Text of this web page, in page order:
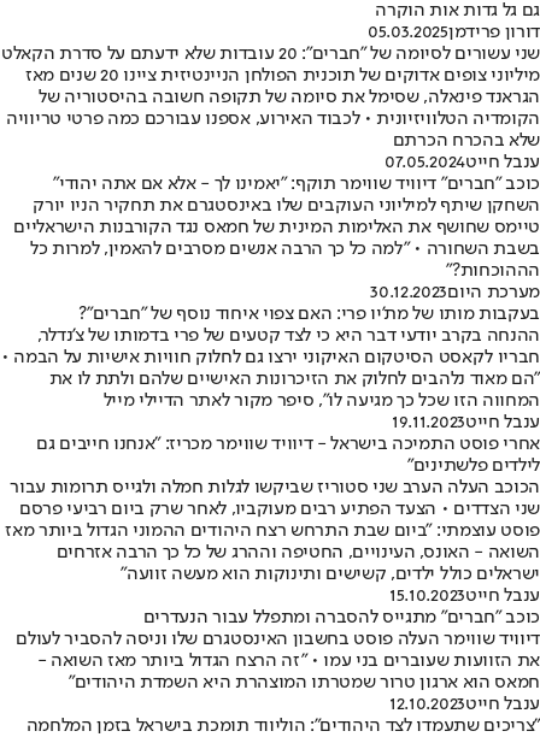
גם גל גדות אות הוקרה
דורון פרידמן05.03.2025
שני עשורים לסיומה של "חברים": 20 עובדות שלא ידעתם על סדרת הקאלט
מיליוני צופים אדוקים של תוכנית הפולחן הניינטיזית ציינו 20 שנים מאז
הגראנד פינאלה, שסימל את סיומה של תקופה חשובה בהיסטוריה של
הקומדיה הטלוויזיונית • לכבוד האירוע, אספנו עבורכם כמה פרטי טריוויה
שלא בהכרח הכרתם
ענבל חייט07.05.2024
כוכב "חברים" דיוויד שווימר תוקף: "יאמינו לך - אלא אם אתה יהודי"
השחקן שיתף למיליוני העוקבים שלו באינסטגרם את תחקיר הניו יורק
טיימס שחושף את האלימות המינית של חמאס נגד הקורבנות הישראליים
בשבת השחורה • "למה כל כך הרבה אנשים מסרבים להאמין, למרות כל
הההוכחות?"
מערכת היום30.12.2023
בעקבות מותו של מת'יו פרי: האם צפוי איחוד נוסף של "חברים"?
ההנחה בקרב יודעי דבר היא כי לצד קטעים של פרי בדמותו של צ'נדלר,
חבריו לקאסט הסיטקום האיקוני ירצו גם לחלוק חוויות אישיות על הבמה •
"הם מאוד נלהבים לחלוק את הזיכרונות האישיים שלהם ולתת לו את
המחווה הזו שכל כך מגיעה לו", סיפר מקור לאתר הדיילי מייל
ענבל חייט19.11.2023
אחרי פוסט התמיכה בישראל - דיוויד שווימר מכריז: "אנחנו חייבים גם
לילדים פלשתינים"
הכוכב העלה הערב שני סטוריז שביקשו לגלות חמלה ולגייס תרומות עבור
שני הצדדים • הצעד הפתיע רבים מעוקביו, לאחר שרק ביום רביעי פרסם
פוסט עוצמתי: "ביום שבת התרחש רצח היהודים ההמוני הגדול ביותר מאז
השואה - האונס, העינויים, החטיפה וההרג של כל כך הרבה אזרחים
ישראלים כולל ילדים, קשישים ותינוקות הוא מעשה זוועה"
ענבל חייט15.10.2023
כוכב "חברים" מתגייס להסברה ומתפלל עבור הנעדרים
דיוויד שווימר העלה פוסט בחשבון האינסטגרם שלו וניסה להסביר לעולם
את הזוועות שעוברים בני עמו • "זה הרצח הגדול ביותר מאז השואה -
חמאס הוא ארגון טרור שמטרתו המוצהרת היא השמדת היהודים"
ענבל חייט12.10.2023
"צריכים שתעמדו לצד היהודים": הוליווד תומכת בישראל בזמן המלחמה